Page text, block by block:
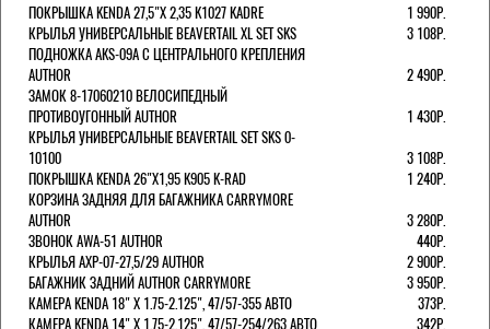
ПОКРЫШКА KENDA 27,5"Х 2,35 K1027 KADRE
1 990Р.
КРЫЛЬЯ УНИВЕРСАЛЬНЫЕ BEAVERTAIL XL SET SKS
3 108Р.
ПОДНОЖКА AKS-09A C ЦЕНТРАЛЬНОГО КРЕПЛЕНИЯ
AUTHOR
2 490Р.
ЗАМОК 8-17060210 ВЕЛОСИПЕДНЫЙ
ПРОТИВОУГОННЫЙ AUTHOR
1 430Р.
КРЫЛЬЯ УНИВЕРСАЛЬНЫЕ BEAVERTAIL SET SKS 0-
10100
3 108Р.
ПОКРЫШКА KENDA 26"Х1,95 K905 K-RAD
1 240Р.
КОРЗИНА ЗАДНЯЯ ДЛЯ БАГАЖНИКА CARRYMORE
AUTHOR
3 280Р.
ЗВОНОК AWA-51 AUTHOR
440Р.
КРЫЛЬЯ AXP-07-27,5/29 AUTHOR
2 900Р.
БАГАЖНИК ЗАДНИЙ AUTHOR CARRYMORE
3 950Р.
КАМЕРА KENDA 18" Х 1.75-2.125", 47/57-355 АВТО
373Р.
КАМЕРА KENDA 14" Х 1.75-2.125", 47/57-254/263 АВТО
342Р.